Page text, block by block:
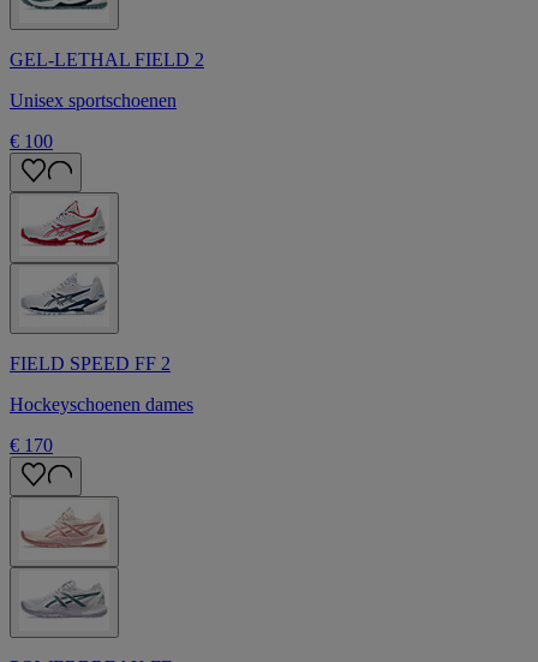
GEL-LETHAL FIELD 2
Unisex sportschoenen
€ 100
FIELD SPEED FF 2
Hockeyschoenen dames
€ 170